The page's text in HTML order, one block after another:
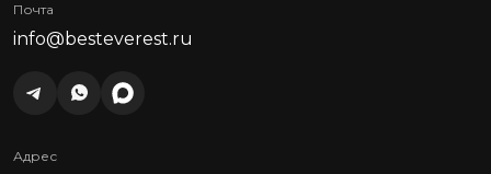
Почта
info@besteverest.ru
Адрес